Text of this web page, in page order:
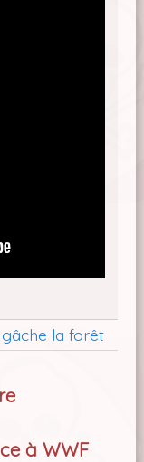
la forêt
à WWF